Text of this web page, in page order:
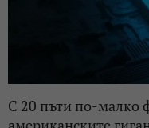
С 20 пъти по-малко